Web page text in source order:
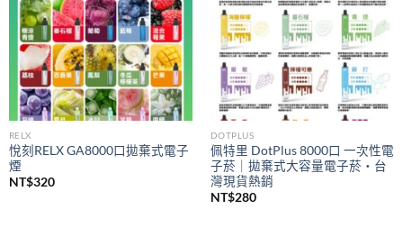
RELX
悅刻RELX GA8000口拋棄式電子
煙
NT$320
DOTPLUS
佩特里 DotPlus 8000口 一次性電
子菸｜拋棄式大容量電子菸・台
灣現貨熱銷
NT$280